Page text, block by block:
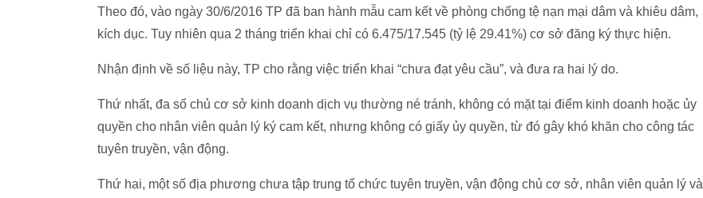
Theo đó, vào ngày 30/6/2016 TP đã ban hành mẫu cam kết về phòng chống tệ nạn mại dâm và khiêu dâm,
kích dục. Tuy nhiên qua 2 tháng triển khai chỉ có 6.475/17.545 (tỷ lệ 29.41%) cơ sở đăng ký thực hiện.
Nhận định về số liệu này, TP cho rằng việc triển khai “chưa đạt yêu cầu”, và đưa ra hai lý do.
Thứ nhất, đa số chủ cơ sở kinh doanh dịch vụ thường né tránh, không có mặt tại điểm kinh doanh hoặc ủy
quyền cho nhân viên quản lý ký cam kết, nhưng không có giấy ủy quyền, từ đó gây khó khăn cho công tác
tuyên truyền, vận động.
Thứ hai, một số địa phương chưa tập trung tổ chức tuyên truyền, vận động chủ cơ sở, nhân viên quản lý và